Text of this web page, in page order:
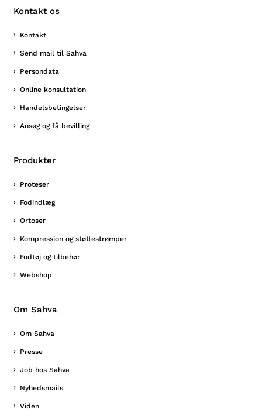
Kontakt os
Kontakt
Send mail til Sahva
Persondata
Online konsultation
Handelsbetingelser
Ansøg og få bevilling
Produkter
Proteser
Fodindlæg
Ortoser
Kompression og støttestrømper
Fodtøj og tilbehør
Webshop
Om Sahva
Om Sahva
Presse
Job hos Sahva
Nyhedsmails
Viden